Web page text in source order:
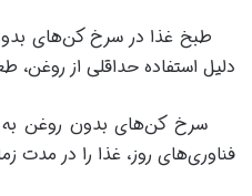
طبخ غذا در سرخ کن‌های
دلیل استفاده حداقلی از روغن،
سرخ کن‌های بدون روغن به
فناوری‌های روز، غذا را در مدت